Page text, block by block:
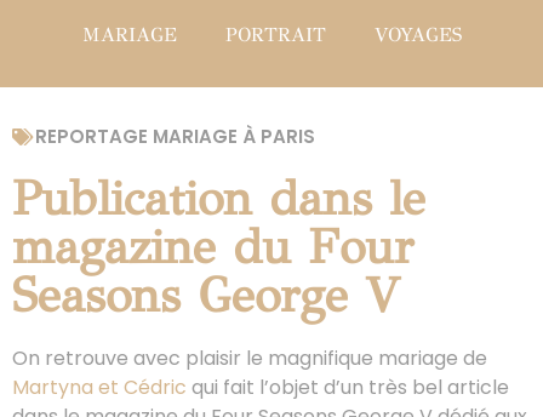
MARIAGE PORTRAIT VOYAGES
REPORTAGE MARIAGE À PARIS
Publication dans le
magazine du Four
Seasons George V
On retrouve avec plaisir le magnifique mariage de
Martyna et Cédric qui fait l’objet d’un très bel article